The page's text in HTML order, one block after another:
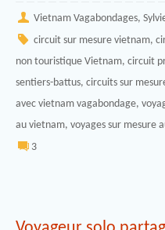
Vietnam Vagabondages,
circuit sur mesure vietnam,
non touristique Vietnam, circuit
sentiers-battus, circuits sur
avec vietnam vagabondage,
au vietnam, voyages sur mesure
3